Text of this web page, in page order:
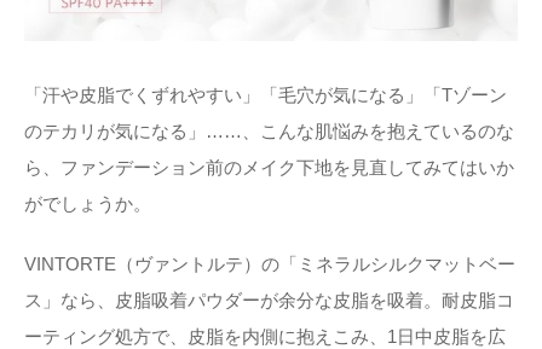
「汗や皮脂でくずれやすい」「毛穴が気になる」「Tゾーン
のテカリが気になる」……、こんな肌悩みを抱えているのな
ら、ファンデーション前のメイク下地を見直してみてはいか
がでしょうか。
VINTORTE（ヴァントルテ）の「ミネラルシルクマットベー
ス」なら、皮脂吸着パウダーが余分な皮脂を吸着。耐皮脂コ
ーティング処方で、皮脂を内側に抱えこみ、1日中皮脂を広